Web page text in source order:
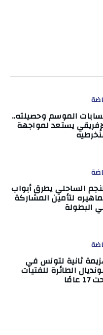
الموسم وحصيلته..
يستعد لمواجهة
الساحلي يطرق أبواب
لتأمين المشاركة
البطولة
ثانية لتونس في
الطائرة للفتيات
عامًا